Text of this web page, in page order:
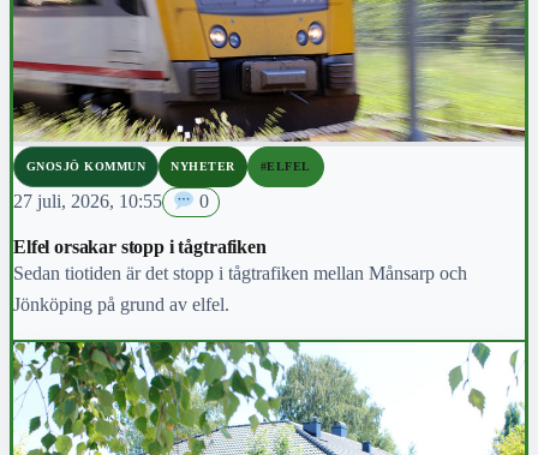
GNOSJÖ KOMMUN NYHETER #ELFEL
27 juli, 2026, 10:55 0
Elfel orsakar stopp i tågtrafiken
Sedan tiotiden är det stopp i tågtrafiken mellan Månsarp och
Jönköping på grund av elfel.